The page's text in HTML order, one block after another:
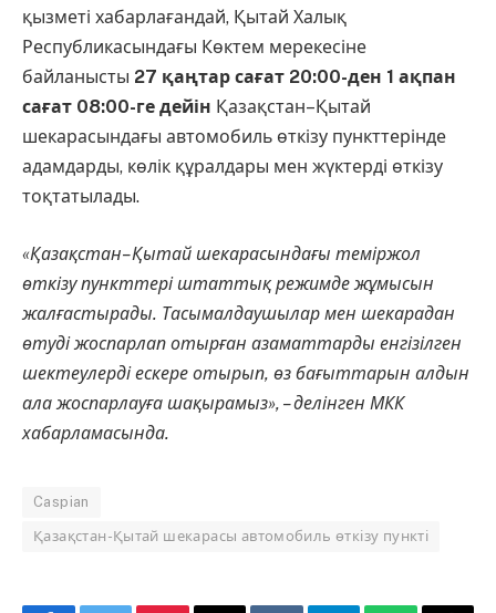
қызметі хабарлағандай, Қытай Халық
Республикасындағы Көктем мерекесіне
байланысты 27 қаңтар сағат 20:00-ден 1 ақпан
сағат 08:00-ге дейін Қазақстан–Қытай
шекарасындағы автомобиль өткізу пункттерінде
адамдарды, көлік құралдары мен жүктерді өткізу
тоқтатылады.
«Қазақстан–Қытай шекарасындағы теміржол
өткізу пункттері штаттық режимде жұмысын
жалғастырады. Тасымалдаушылар мен шекарадан
өтуді жоспарлап отырған азаматтарды енгізілген
шектеулерді ескере отырып, өз бағыттарын алдын
ала жоспарлауға шақырамыз», – делінген МКК
хабарламасында.
Caspian
Қазақстан-Қытай шекарасы автомобиль өткізу пункті